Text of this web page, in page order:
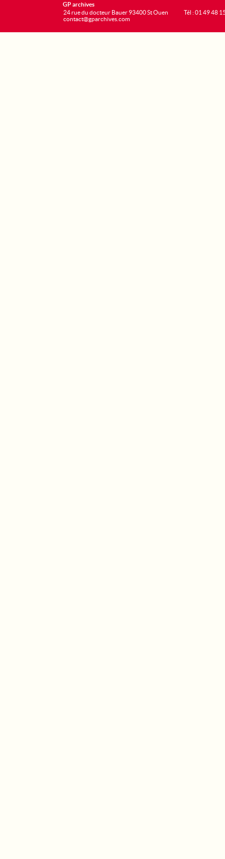
GP archives
24 rue du docteur Bauer 93400 St Ouen
contact@gparchives.com
Tél : 01 49 48